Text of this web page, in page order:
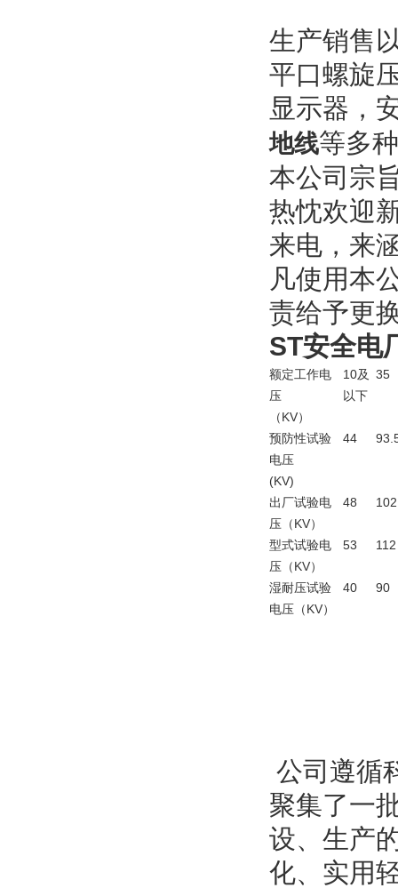
生产销售
平口螺旋
显示器，
地线等多
本公司宗
热忱欢迎
来电，来
凡使用本
责给予更
ST安全电
额定工作电
压
（KV）
10及
以下
35
预防性试验
电压
(KV)
44
出厂试验电
压（KV）
48 102
型式试验电
压（KV）
53 112
湿耐压试验
电压（KV）
40 90
公司遵循
聚集了一
设、生产
化、实用